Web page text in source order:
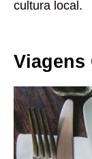
cultura local.
Viagens